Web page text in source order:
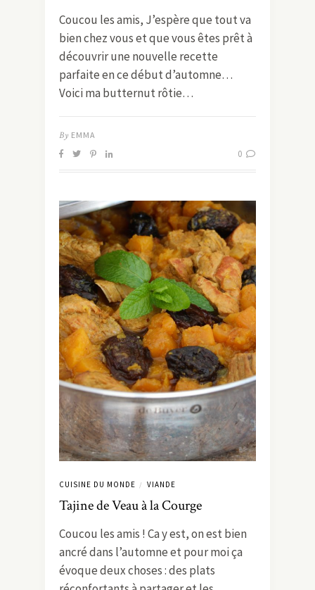
Coucou les amis, J’espère que tout va
bien chez vous et que vous êtes prêt à
découvrir une nouvelle recette
parfaite en ce début d’automne…
Voici ma butternut rôtie…
By EMMA
0
CUISINE DU MONDE / VIANDE
Tajine de Veau à la Courge
Coucou les amis ! Ca y est, on est bien
ancré dans l’automne et pour moi ça
évoque deux choses : des plats